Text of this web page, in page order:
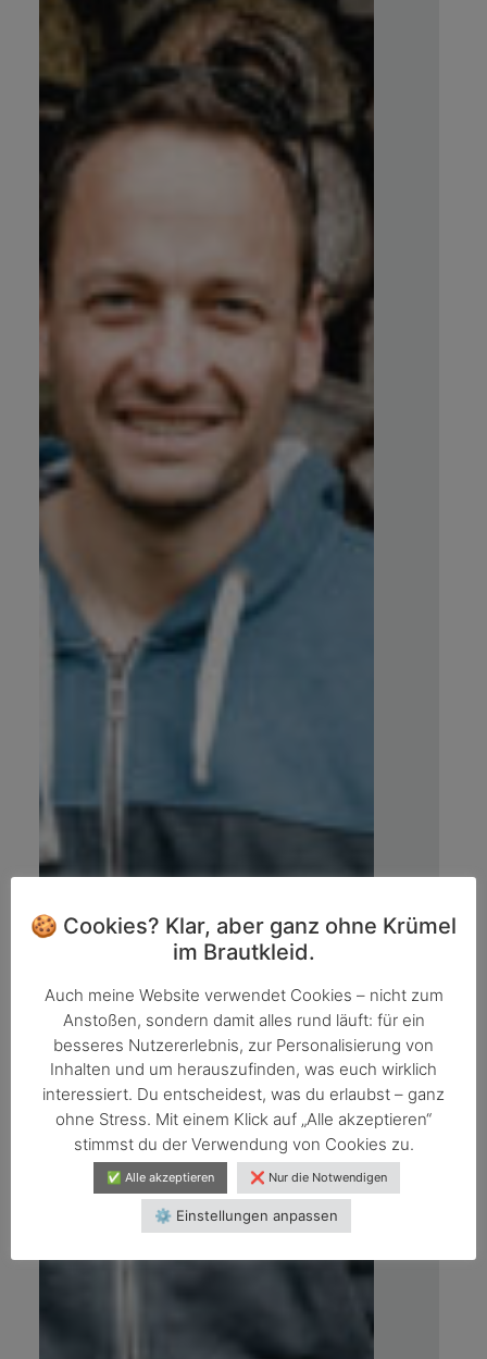
🍪 Cookies? Klar, aber ganz ohne Krümel
im Brautkleid.
Auch meine Website verwendet Cookies – nicht zum
Anstoßen, sondern damit alles rund läuft: für ein
besseres Nutzererlebnis, zur Personalisierung von
Inhalten und um herauszufinden, was euch wirklich
interessiert. Du entscheidest, was du erlaubst – ganz
ohne Stress. Mit einem Klick auf „Alle akzeptieren“
stimmst du der Verwendung von Cookies zu.
✅ Alle akzeptieren ❌ Nur die Notwendigen
⚙️ Einstellungen anpassen